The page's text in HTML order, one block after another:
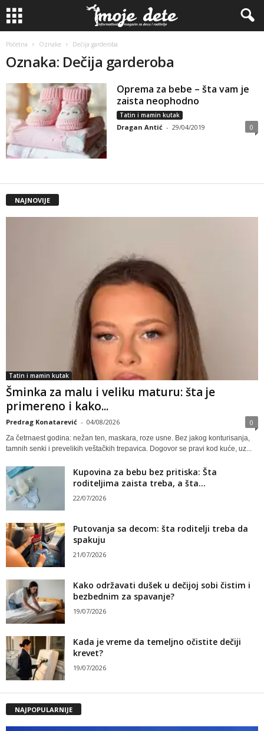
Početna Oznake Dečija garderoba
Oznaka: Dečija garderoba
Oprema za bebe – šta vam je
zaista neophodno
Tatin i mamin kutak
Dragan Antić - 29/04/2019 0
NAJNOVIJE
Tatin i mamin kutak
Šminka za malu i veliku maturu: šta je
primereno i kako...
Predrag Konatarević - 04/08/2026 0
Za četrnaest godina: nežan ten, maskara, roze usne. Bez jakog konturisanja,
tamnih senki i prevelikih veštačkih trepavica. Dogovor se pravi kod kuće, uz...
Kupovina za bebu bez pritiska: Šta
roditeljima zaista treba, a šta...
22/07/2026
Putovanja sa decom: šta roditelji treba da
spakuju
21/07/2026
Kako održavati dušek u dečijoj sobi čistim i
bezbednim za spavanje?
19/07/2026
Kada je vreme da temeljno očistite dečiji
krevet?
19/07/2026
NAJPOPULARNIJE